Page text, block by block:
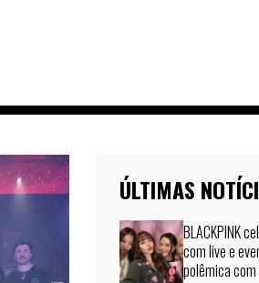
ÚLTIMAS
BLACKPINK
com live e
polêmica